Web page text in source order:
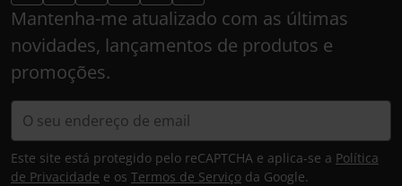
Mantenha-me atualizado com as últimas
novidades, lançamentos de produtos e
promoções.
Este site está protegido pelo reCAPTCHA e aplica-se a Política
de Privacidade e os Termos de Serviço da Google.